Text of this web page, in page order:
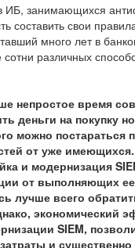
ИБ, занимающихся
составить свои
много лет в
сотни различных
непростое время
деньги на покупку
можно постараться
от уже
и модернизация
от выполняющих ее
лучше всего
экономический
SIEM,
и